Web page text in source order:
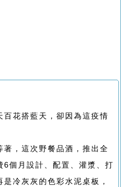
花搭藍天，卻因為這疫情
，這次野餐品酒，推出全
6個月設計、配置、灌漿、打
冷灰灰的色彩水泥桌板，